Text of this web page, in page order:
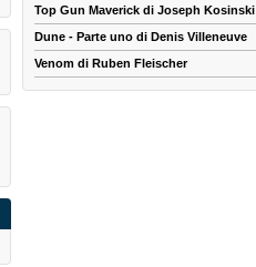
Top Gun Maverick di Joseph Kosinski
Dune - Parte uno di Denis Villeneuve
Venom di Ruben Fleischer